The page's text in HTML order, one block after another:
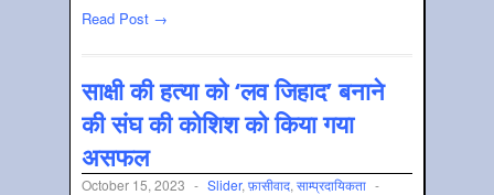
Read Post →
साक्षी की हत्या को ‘लव जिहाद’ बनाने
की संघ की कोशिश को किया गया
असफल
October 15, 2023 - Slider, फ़ासीवाद, साम्‍प्रदायिकता -